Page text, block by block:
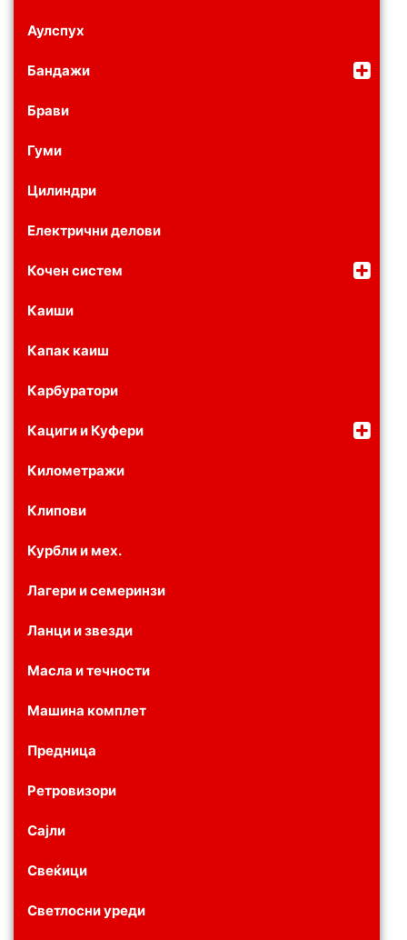
Аулспух
Бандажи
Брави
Гуми
Цилиндри
Електрични делови
Кочен систем
Каиши
Капак каиш
Карбуратори
Кациги и Куфери
Километражи
Клипови
Курбли и мех.
Лагери и семеринзи
Ланци и звезди
Масла и течности
Машина комплет
Предница
Ретровизори
Сајли
Свеќици
Светлосни уреди